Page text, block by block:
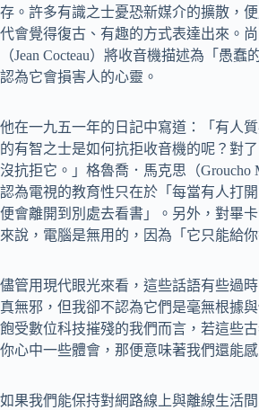
存。許多有識之士憂恐新媒介的擴散，
代會覺得復古、有趣的方式表達出來。
（Jean Cocteau）將收音機描述為「愚蠢
認為它會損害人的心靈。
他在一九五一年的日記中寫道：「有人
的有智之士是如何抗拒收音機的呢？對
沒抗拒它。」格魯喬．馬克思（Groucho
認為電視的教育性只在於「每當有人打
便會離開到別處去看書」。另外，對畢卡
來說，電腦是無用的，因為「它只能給你
儘管用現代眼光來看，這些話語有些過
真無邪，但我卻不認為它們是毫無根據
飽受數位科技摧殘的我們而言，若這些
你心中一些體會，那便意味著我們還能感
如果我們能保持對網路線上與離線生活間